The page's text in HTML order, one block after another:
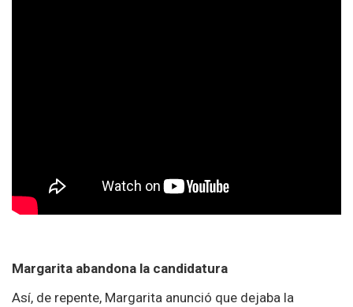
Margarita abandona la candidatura
Así, de repente, Margarita anunció que dejaba la